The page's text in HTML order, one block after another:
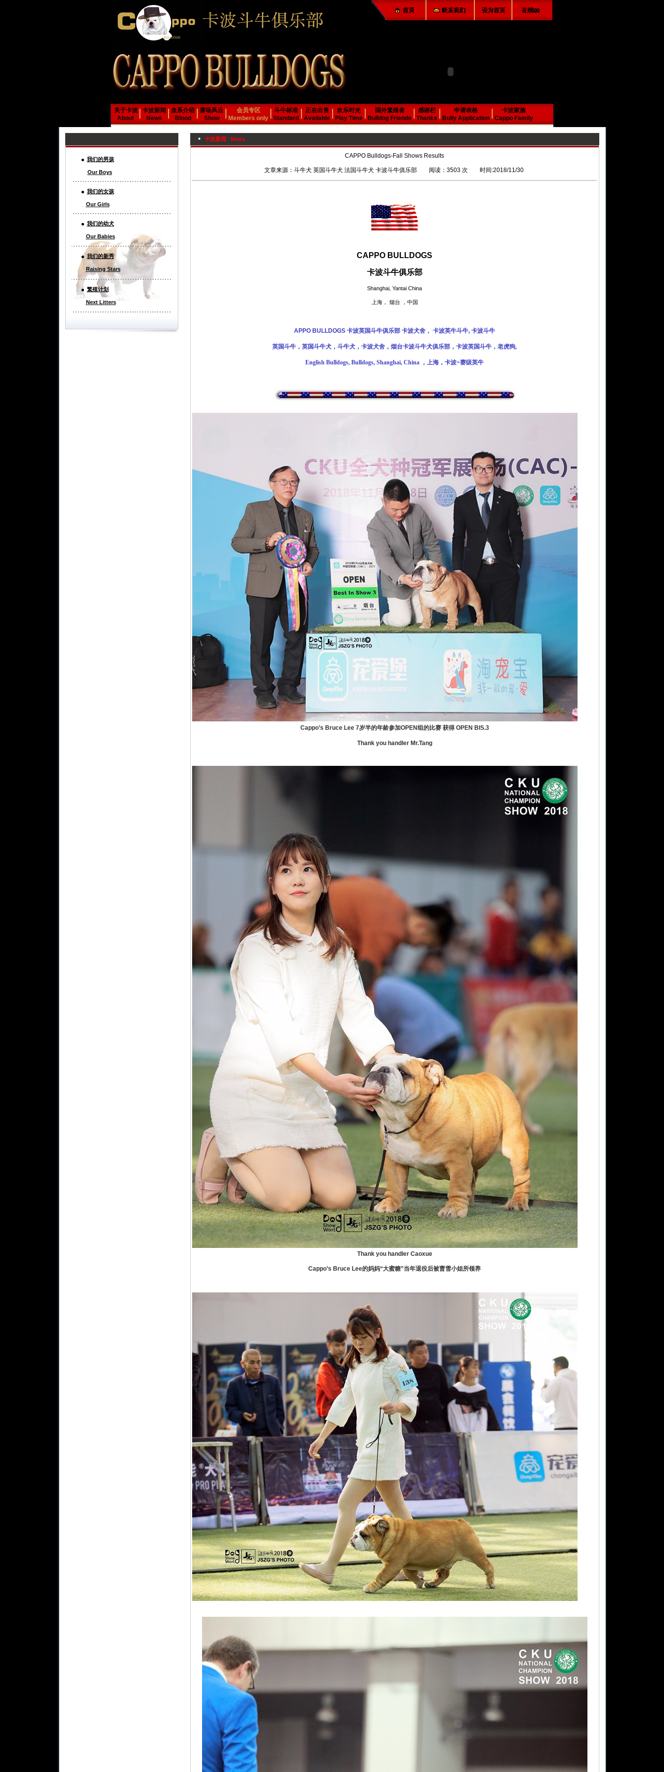
关于卡波
About
卡波新闻
News
血系介绍
Blood
赛场风云
Show
会员专区
Members only
斗牛标准
Standard
正在出售
Available
欢乐时光
Play Time
国外繁殖者
Bulldog Friends
感谢栏
Thanks
申请表格
Bully Application
卡波家族
Cappo Family
我们的男孩
Our Boys
我们的女孩
Our Girls
我们的幼犬
Our Babies
我们的新秀
Raising Stars
繁殖计划
Next Litters
卡波新闻 News
CAPPO Bulldogs-Fall Shows Results
文章来源：斗牛犬 英国斗牛犬 法国斗牛犬 卡波斗牛俱乐部 阅读：3503 次 时间:2018/11/30
CAPPO BULLDOGS
卡波斗牛俱乐部
Shanghai, Yantai China
上海， 烟台 ，中国
APPO BULLDOGS 卡波英国斗牛俱乐部 卡波犬舍， 卡波英牛斗牛, 卡波斗牛
英国斗牛，英国斗牛犬， 斗牛犬，卡波犬舍，烟台卡波斗牛犬俱乐部，卡波英国斗牛， 老虎狗,
English Bulldogs, Bulldogs, Shanghai, China ，上海，卡波=赛级英牛
Cappo’s Bruce Lee 7岁半的年龄参加OPEN组的比赛 获得 OPEN BIS.3
Thank you handler Mr.Tang
Thank you handlerCaoxue
Cappo’s Bruce Lee的妈妈“大蜜糖”当年退役后被曹雪小姐所领养